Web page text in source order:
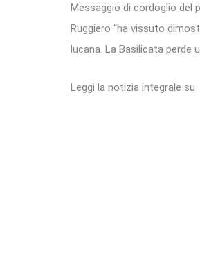
Messaggio di cordoglio del
Ruggiero “ha vissuto
lucana. La Basilicata perde
Leggi la notizia integrale su